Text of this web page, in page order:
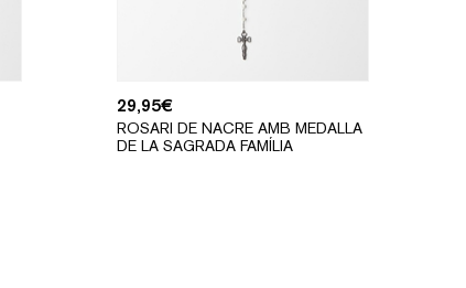
29,95€
ROSARI DE NACRE AMB MEDALLA
DE LA SAGRADA FAMÍLIA